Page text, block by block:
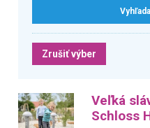
Zrušiť výber
Veľká
Schloss